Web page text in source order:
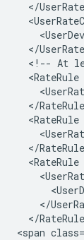
<!-- At
<RateRule
<RateRule
<RateRule
</
<span